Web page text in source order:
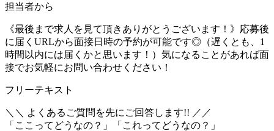
担当者から
《最後まで求人を見て頂きありがとうございます！》応募後
に届くURLから面接日時の予約が可能です◎（遅くとも、1
時間以内には届くかと思います！）気になることがあれば面
接でお気軽にお問い合わせください！
フリーテキスト
＼＼ よくあるご質問を先にご回答します!! ／／
「ここってどうなの？」「これってどうなの？」